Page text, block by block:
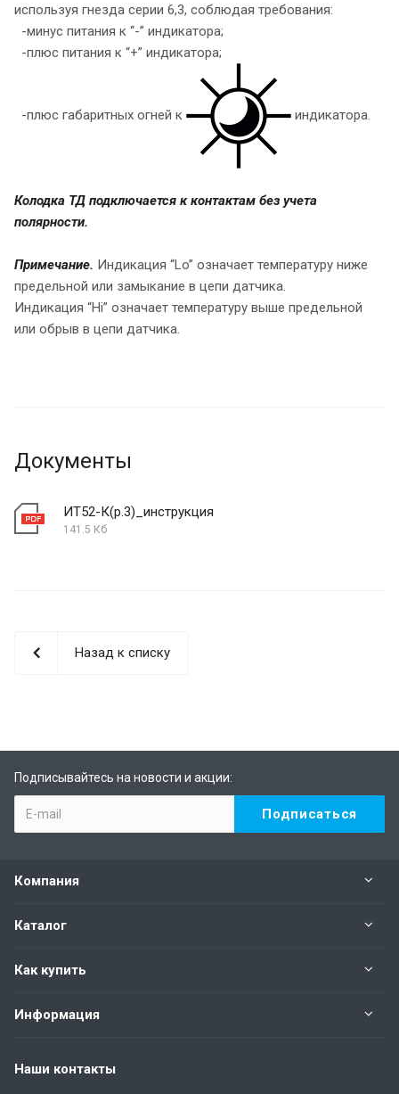
используя гнезда серии 6,3, соблюдая требования:
-минус питания к “-” индикатора;
-плюс питания к “+” индикатора;
-плюс габаритных огней к индикатора.
Колодка ТД подключается к контактам без учета
полярности.
Примечание. Индикация “Lo” означает температуру ниже
предельной или замыкание в цепи датчика.
Индикация “Hi” означает температуру выше предельной
или обрыв в цепи датчика.
Документы
ИТ52-К(р.3)_инструкция
141.5 Кб
Назад к списку
Подписывайтесь на новости и акции:
Компания
Каталог
Как купить
Информация
Наши контакты